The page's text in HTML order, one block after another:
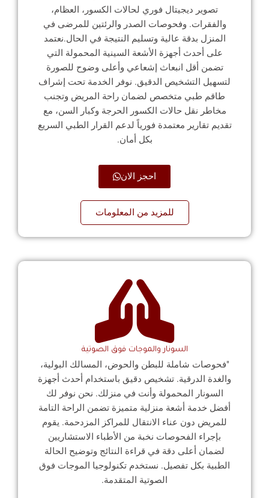
تصوير ديجيتال فوري لحالات الكسور، العظام،
والفقرات. وفحوصات الصدر والرئتين للمرضى في
المنزل بدقة عالية وتسليم النتيجة في الحال.نعتمد
على أحدث أجهزة الأشعة السينية المحمولة التي
تضمن أقل انبعاث إشعاعي وأعلى وضوح للصورة
لتسهيل التشخيص الدقيق. نوفر الخدمة تحت إشراف
طاقم طبي متخصص لضمان راحة المريض وتجنب
مخاطر نقل حالات الكسور الحرجة وكبار السن، مع
تقديم تقارير معتمدة فورياً لدعم القرار الطبي السريع
بكل أمان.
احجز الان
للمزيد من المعلومات
السونار والموجات فوق الصوتية
"فحوصات شاملة للبطن والحوض، المسالك البولية،
والغدة الدرقية. تشخيص دقيق باستخدام أحدث أجهزة
السونار المحمولة وأنت في منزلك. نحن نوفر لك
أفضل خدمة أشعة منزلية متميزة تضمن الراحة التامة
للمريض دون عناء الانتقال للمراكز المزدحمة. يقوم
بإجراء الفحوصات نخبة من الأطباء الاستشاريين
لضمان أعلى دقة في قراءة النتائج وتوضيح الحالة
الطبية بكل تفصيل. نستخدم تكنولوجيا الموجات فوق
الصوتية المتقدمة.